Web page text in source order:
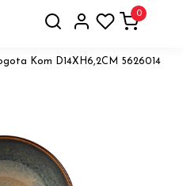
0
Kom D14XH6,2CM 5626014